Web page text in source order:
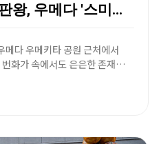
오사카 장어덮밥 끝판왕, 우메다 '스미야키 우나후지' …
다 우메키타 공원 근처에서
화가 속에서도 은은한 존재…